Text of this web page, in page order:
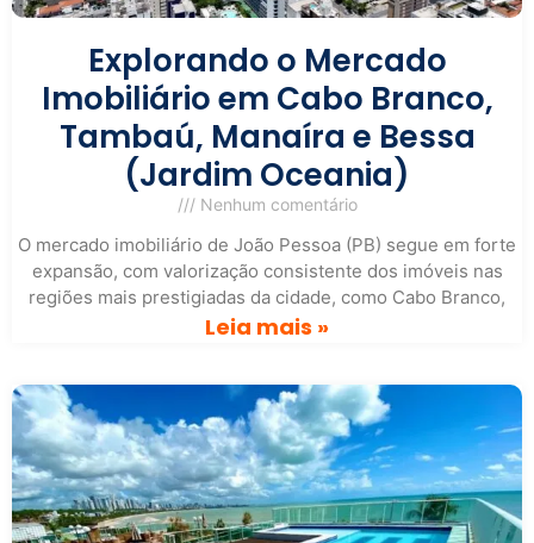
Explorando o Mercado
Imobiliário em Cabo Branco,
Tambaú, Manaíra e Bessa
(Jardim Oceania)
Nenhum comentário
O mercado imobiliário de João Pessoa (PB) segue em forte
expansão, com valorização consistente dos imóveis nas
regiões mais prestigiadas da cidade, como Cabo Branco,
Leia mais »